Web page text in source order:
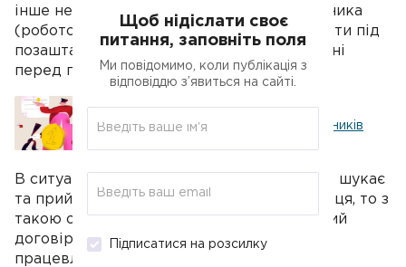
інше не встановлено договором. В замовника
(роботодавця) немає необхідності вимагати під
позаштатної особи документів, що потрібні
перед працевлаштуванням.
Як оподатковується дохід сумісників
В ситуації, коли роботодавець самостійно шукає
та приймає на роботу позаштатного фахівця, то з
такою особою потрібно укладати трудовий
договір та дотримуватися всіх норм
працевлаштування.
Щоб нідіслати своє
питання, заповніть поля
Ми повідомимо, коли публікація з
відповіддю з’явиться на сайті.
Підписатися на розсилку